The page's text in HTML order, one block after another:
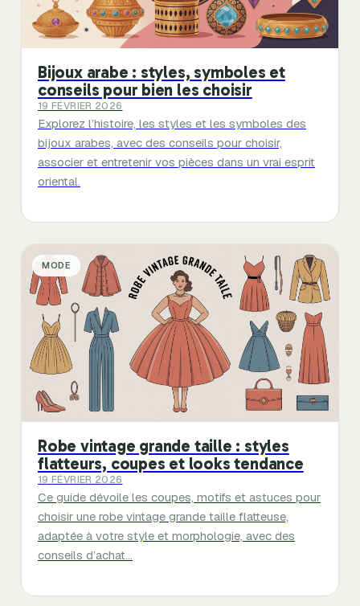
Bijoux arabe : styles, symboles et
conseils pour bien les choisir
19 FÉVRIER 2026
Explorez l’histoire, les styles et les symboles des
bijoux arabes, avec des conseils pour choisir,
associer et entretenir vos pièces dans un vrai esprit
oriental.
MODE
Robe vintage grande taille : styles
flatteurs, coupes et looks tendance
19 FÉVRIER 2026
Ce guide dévoile les coupes, motifs et astuces pour
choisir une robe vintage grande taille flatteuse,
adaptée à votre style et morphologie, avec des
conseils d’achat…